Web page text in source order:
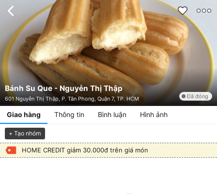
Bánh Su Que - Nguyễn Thị Thập
601 Nguyễn Thị Thập, P. Tân Phong, Quận 7, TP. HCM Đã đóng
Giao hàng Thông tin Bình luận Hình ảnh
+ Tạo nhóm
HOME CREDIT giảm 30.000đ trên giá món